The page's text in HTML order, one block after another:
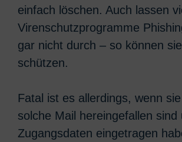
einfach löschen. Auch lassen
Virenschutzprogramme
gar nicht durch – so können
schützen.
Fatal ist es allerdings, wenn
solche Mail hereingefallen sind
Zugangsdaten eingetragen